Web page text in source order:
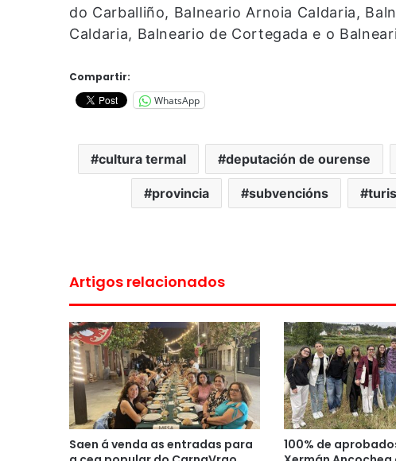
do Carballiño, Balneario Arnoia Caldaria,
Caldaria, Balneario de Cortegada e o
Compartir:
WhatsApp
cultura termal deputación de ourense
provincia subvencións
Artigos relacionados
Saen á venda as entradas para
100% de